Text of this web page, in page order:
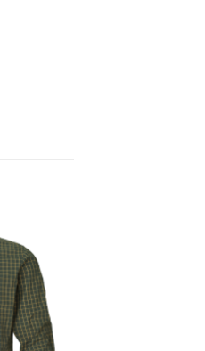
Toevoegen
aan
verlanglijst